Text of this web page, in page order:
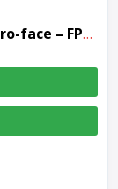
Industriemonitor Touchscreen von Pro-face – FP3710-T42-U PFXFP3710T2AU